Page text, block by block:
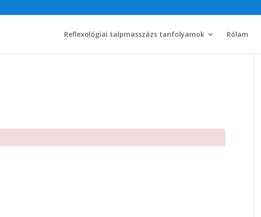
Reflexológiai talpmasszázs tanfolyamok Rólam